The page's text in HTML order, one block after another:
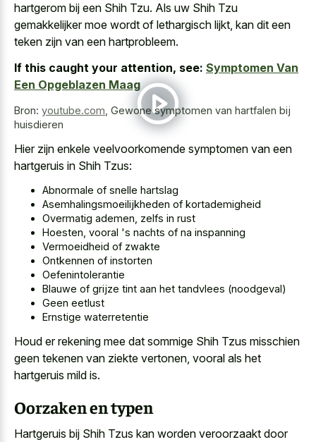
hartgerom bij een Shih Tzu. Als uw Shih Tzu
gemakkelijker moe wordt of lethargisch lijkt, kan dit een
teken zijn van een hartprobleem.
If this caught your attention, see: Symptomen Van
Een Opgeblazen Maag
Bron: youtube.com Gewone symptomen van hartfalen bij
huisdieren
Hier zijn enkele veelvoorkomende symptomen van een
hartgeruis in Shih Tzus:
Abnormale of snelle hartslag
Asemhalingsmoeilijkheden of kortademigheid
Overmatig ademen, zelfs in rust
Hoesten, vooral 's nachts of na inspanning
Vermoeidheid of zwakte
Ontkennen of instorten
Oefenintolerantie
Blauwe of grijze tint aan het tandvlees (noodgeval)
Geen eetlust
Ernstige waterretentie
Houd er rekening mee dat sommige Shih Tzus misschien
geen tekenen van ziekte vertonen, vooral als het
hartgeruis mild is.
Oorzaken en typen
Hartgeruis bij Shih Tzus kan worden veroorzaakt door